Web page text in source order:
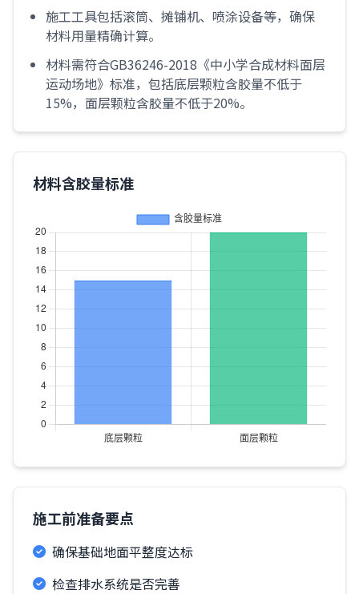
施工工具包括滚筒、摊铺机、喷涂设备等，确保
材料用量精确计算。
材料需符合GB36246-2018《中小学合成材料面层
运动场地》标准，包括底层颗粒含胶量不低于
15%，面层颗粒含胶量不低于20%。
材料含胶量标准
施工前准备要点
确保基础地面平整度达标
检查排水系统是否完善